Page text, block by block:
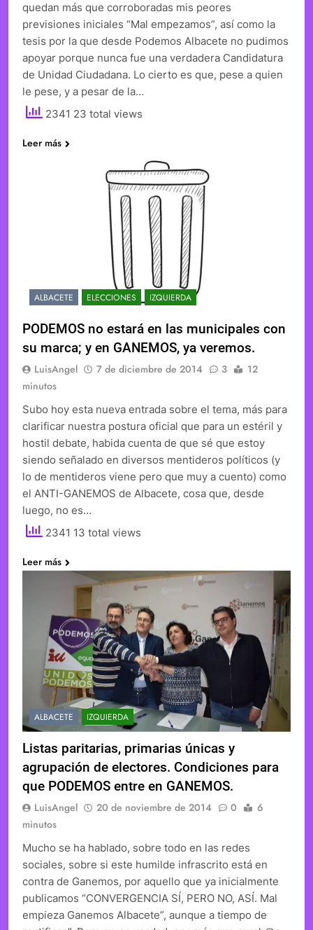
quedan más que corroboradas mis peores
previsiones iniciales “Mal empezamos”, así como la
tesis por la que desde Podemos Albacete no pudimos
apoyar porque nunca fue una verdadera Candidatura
de Unidad Ciudadana. Lo cierto es que, pese a quien
le pese, y a pesar de la…
2341 23 total views
Leer más
ALBACETE ELECCIONES IZQUIERDA
PODEMOS no estará en las municipales con
su marca; y en GANEMOS, ya veremos.
LuisAngel 7 de diciembre de 2014 3
12
minutos
Subo hoy esta nueva entrada sobre el tema, más para
clarificar nuestra postura oficial que para un estéril y
hostil debate, habida cuenta de que sé que estoy
siendo señalado en diversos mentideros políticos (y
lo de mentideros viene pero que muy a cuento) como
el ANTI-GANEMOS de Albacete, cosa que, desde
luego, no es…
2341 13 total views
Leer más
ALBACETE IZQUIERDA
Listas paritarias, primarias únicas y
agrupación de electores. Condiciones para
que PODEMOS entre en GANEMOS.
LuisAngel 20 de noviembre de 2014 0
6
minutos
Mucho se ha hablado, sobre todo en las redes
sociales, sobre si este humilde infrascrito está en
contra de Ganemos, por aquello que ya inicialmente
publicamos “CONVERGENCIA SÍ, PERO NO, ASÍ. Mal
empieza Ganemos Albacete”, aunque a tiempo de